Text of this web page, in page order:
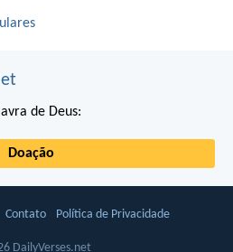
de Deus:
Doação
Contato Política de Privacidade
DailyVerses.net